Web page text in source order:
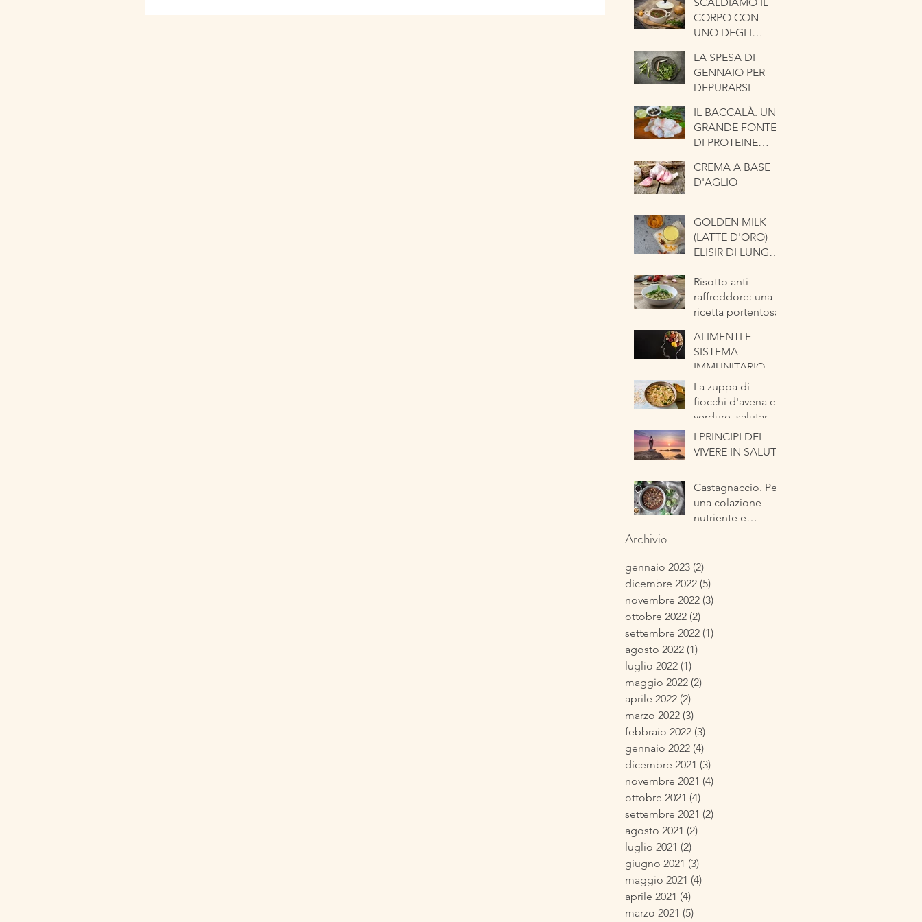
CORPO CON
UNO DEGLI
ANTICHI. LA
CIPOLLA
LA SPESA DI
GENNAIO PER
DEPURARSI
IL BACCALÀ. UNA
GRANDE FONTE
DI PROTEINE
CREMA A BASE
D'AGLIO
GOLDEN MILK
(LATTE D'ORO)
ELISIR DI LUNGA
Risotto anti-
raffreddore: una
ricetta portentosa
ALIMENTI E
SISTEMA
IMMUNITARIO
La zuppa di
fiocchi d'avena e
verdure, salutare
ed energetica
pronta in pochi
I PRINCIPI DEL
VIVERE IN SALUTE
Castagnaccio. Per
una colazione
nutriente e
autunnale
Archivio
gennaio 2023 (2)
dicembre 2022 (5)
novembre 2022 (3)
ottobre 2022 (2)
settembre 2022 (1)
agosto 2022 (1)
luglio 2022 (1)
maggio 2022 (2)
aprile 2022 (2)
marzo 2022 (3)
febbraio 2022 (3)
gennaio 2022 (4)
dicembre 2021 (3)
novembre 2021 (4)
ottobre 2021 (4)
settembre 2021 (2)
agosto 2021 (2)
luglio 2021 (2)
giugno 2021 (3)
maggio 2021 (4)
aprile 2021 (4)
marzo 2021 (5)